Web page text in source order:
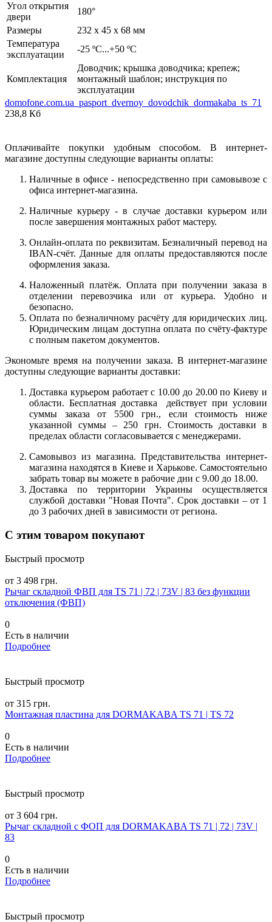
Угол открытия
двери
180°
Размеры
232 x 45 x 68 мм
Температура
эксплуатации
-25 ºC...+50 ºC
Комплектация
Доводчик; крышка доводчика; крепеж;
монтажный шаблон; инструкция по
эксплуатации
domofone.com.ua_pasport_dvernoy_dovodchik_dormakaba_ts_71
238,8 Кб
Оплачивайте покупки удобным способом. В интернет-
магазине доступны следующие варианты оплаты:
Наличные в офисе - непосредственно при самовывозе с
офиса интернет-магазина.
Наличные курьеру - в случае доставки курьером или
после завершения монтажных работ мастеру.
Онлайн-оплата по реквизитам. Безналичный перевод на
IBAN-счёт. Данные для оплаты предоставляются после
оформления заказа.
Наложенный платёж. Оплата при получении заказа в
отделении перевозчика или от курьера. Удобно и
безопасно.
Оплата по безналичному расчёту для юридических лиц.
Юридическим лицам доступна оплата по счёту-фактуре
с полным пакетом документов.
Экономьте время на получении заказа. В интернет-магазине
доступны следующие варианты доставки:
Доставка курьером работает с 10.00 до 20.00 по Киеву и
области. Бесплатная доставка действует при условии
суммы заказа от 5500 грн., если стоимость ниже
указанной суммы – 250 грн. Стоимость доставки в
пределах области согласовывается с менеджерами.
Самовывоз из магазина. Представительства интернет-
магазина находятся в Киеве и Харькове. Самостоятельно
забрать товар вы можете в рабочие дни с 9.00 до 18.00.
Доставка по территории Украины осуществляется
службой доставки "Новая Почта". Срок доставки – от 1
до 3 рабочих дней в зависимости от региона.
С этим товаром покупают
Быстрый просмотр
от 3 498 грн.
Рычаг складной ФВП для TS 71 | 72 | 73V | 83 без функции
отключения (ФВП)
0
Есть в наличии
Подробнее
Быстрый просмотр
от 315 грн.
Монтажная пластина для DORMAKABA TS 71 | TS 72
0
Есть в наличии
Подробнее
Быстрый просмотр
от 3 604 грн.
Рычаг складной c ФОП для DORMAKABA TS 71 | 72 | 73V |
83
0
Есть в наличии
Подробнее
Быстрый просмотр